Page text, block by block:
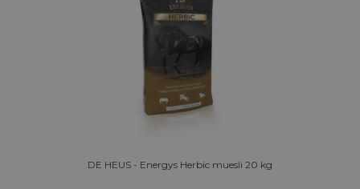
DE HEUS - Energys Herbic muesli 20 kg